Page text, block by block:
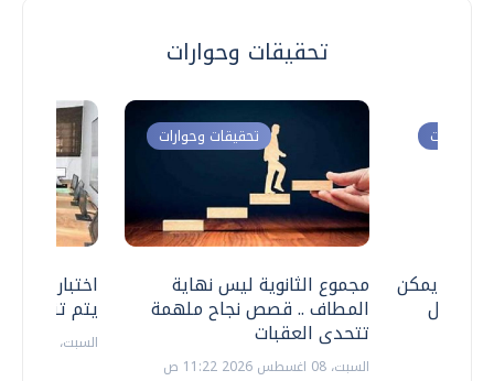
تحقيقات وحوارات
اختبارات
يتم
السبت، 18 يوليو 2026 09:22 ص
تحقيقات وحوارات
مجموع الثانوية ليس نهاية
المطاف .. قصص نجاح ملهمة
تتحدى العقبات
السبت، 08 اغسطس 2026 11:22 ص
وحوارات
.. هل يمكن
نتعامل